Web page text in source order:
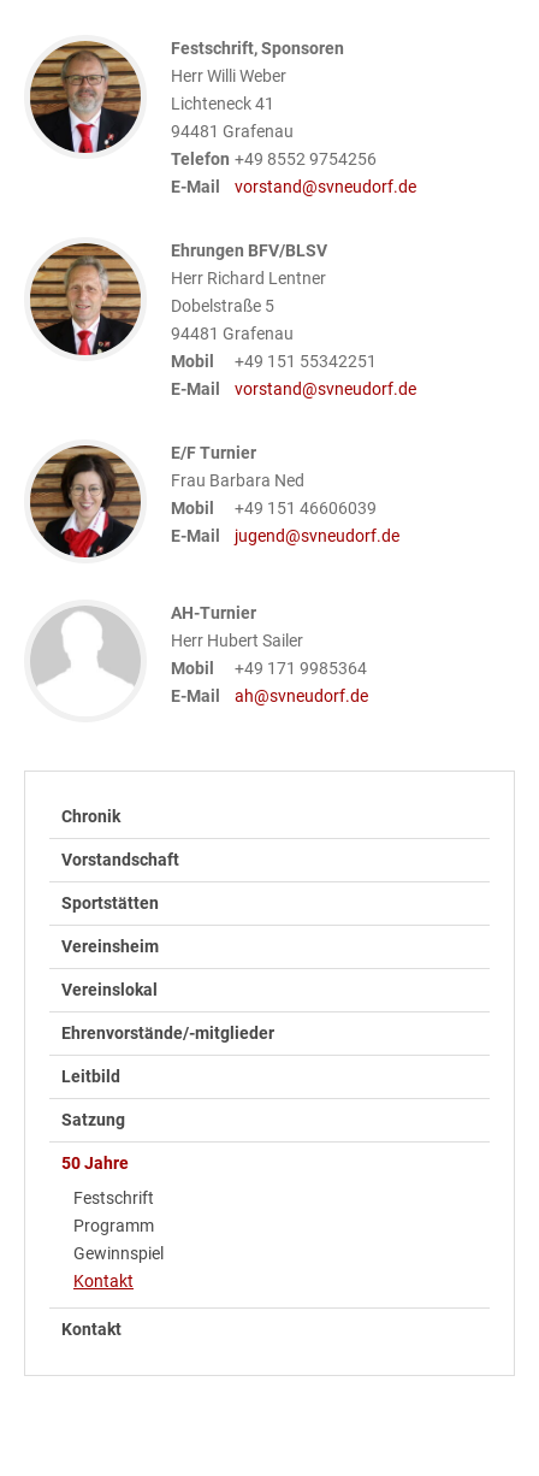
Festschrift, Sponsoren
Herr Willi Weber
Lichteneck 41
94481 Grafenau
Telefon +49 8552 9754256
E-Mail
vorstand@svneudorf.de
Ehrungen BFV/BLSV
Herr Richard Lentner
Dobelstraße 5
94481 Grafenau
Mobil
+49 151 55342251
E-Mail
vorstand@svneudorf.de
E/F Turnier
Frau Barbara Ned
Mobil
+49 151 46606039
E-Mail
jugend@svneudorf.de
AH-Turnier
Herr Hubert Sailer
Mobil
+49 171 9985364
E-Mail
ah@svneudorf.de
Chronik
Vorstandschaft
Sportstätten
Vereinsheim
Vereinslokal
Ehrenvorstände/-mitglieder
Leitbild
Satzung
50 Jahre
Festschrift
Programm
Gewinnspiel
Kontakt
Kontakt